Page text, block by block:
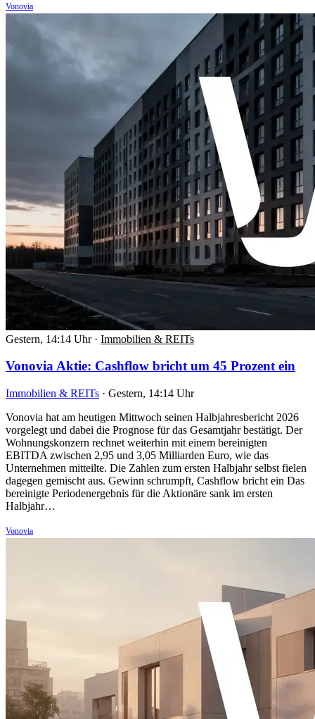
Vonovia
Gestern, 14:14 Uhr · Immobilien & REITs
Vonovia Aktie: Cashflow bricht um 45 Prozent ein
Immobilien & REITs · Gestern, 14:14 Uhr
Vonovia hat am heutigen Mittwoch seinen Halbjahresbericht 2026
vorgelegt und dabei die Prognose für das Gesamtjahr bestätigt. Der
Wohnungskonzern rechnet weiterhin mit einem bereinigten
EBITDA zwischen 2,95 und 3,05 Milliarden Euro, wie das
Unternehmen mitteilte. Die Zahlen zum ersten Halbjahr selbst fielen
dagegen gemischt aus. Gewinn schrumpft, Cashflow bricht ein Das
bereinigte Periodenergebnis für die Aktionäre sank im ersten
Halbjahr…
Vonovia